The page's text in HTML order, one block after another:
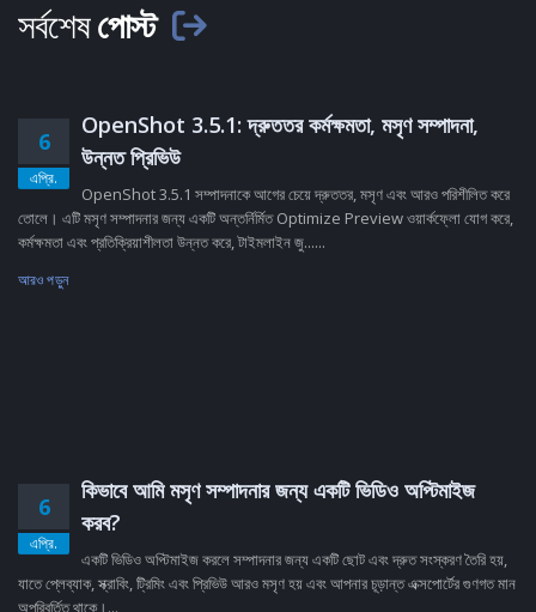
সর্বশেষপোস্ট
6
এপ্রি.
OpenShot 3.5.1: দ্রুততর কর্মক্ষমতা, মসৃণ সম্পাদনা,
উন্নত প্রিভিউ
OpenShot 3.5.1 সম্পাদনাকে আগের চেয়ে দ্রুততর, মসৃণ এবং আরও পরিশীলিত করে
তোলে। এটি মসৃণ সম্পাদনার জন্য একটি অন্তর্নির্মিত Optimize Preview ওয়ার্কফ্লো যোগ করে,
কর্মক্ষমতা এবং প্রতিক্রিয়াশীলতা উন্নত করে, টাইমলাইন জু......
আরও পড়ুন
6
এপ্রি.
কিভাবে আমি মসৃণ সম্পাদনার জন্য একটি ভিডিও অপ্টিমাইজ
করব?
একটি ভিডিও অপ্টিমাইজ করলে সম্পাদনার জন্য একটি ছোট এবং দ্রুত সংস্করণ তৈরি হয়,
যাতে প্লেব্যাক, স্ক্রাবিং, ট্রিমিং এবং প্রিভিউ আরও মসৃণ হয় এবং আপনার চূড়ান্ত এক্সপোর্টের গুণগত মান
অপরিবর্তিত থাকে।...